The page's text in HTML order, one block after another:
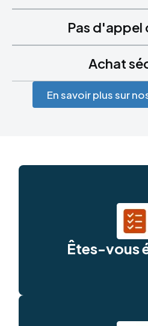
Pas d'appel
Achat
En savoir plus sur
Êtes-vous